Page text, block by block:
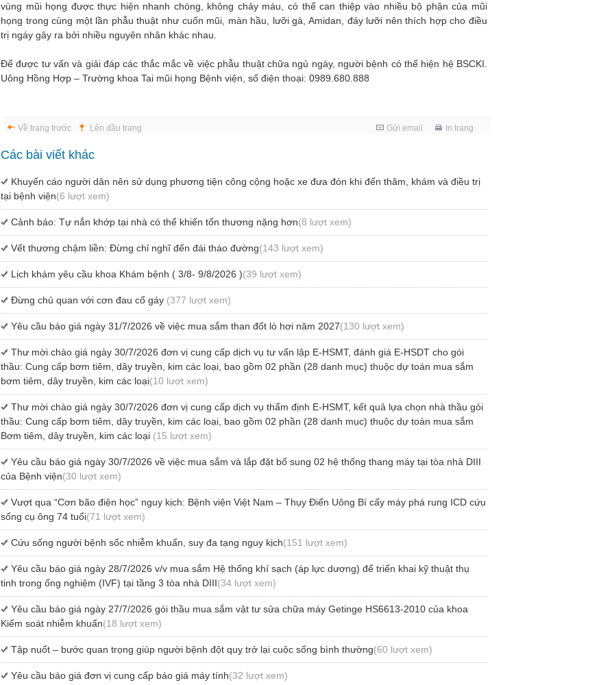
vùng mũi họng được thực hiện nhanh chóng, không chảy máu, có thể can thiệp vào nhiều bộ phận của mũi
họng trong cùng một lần phẫu thuật như cuốn mũi, màn hầu, lưỡi gà, Amidan, đáy lưỡi nên thích hợp cho điều
trị ngáy gây ra bởi nhiều nguyên nhân khác nhau.
Để được tư vấn và giải đáp các thắc mắc về việc phẫu thuật chữa ngủ ngáy, người bệnh có thể hiện hệ BSCKI.
Uông Hồng Hợp – Trường khoa Tai mũi họng Bệnh viện, số điện thoại: 0989.680.888
Về trang trước Lên đầu trang Gửi email In trang
Các bài viết khác
Khuyến cáo người dân nên sử dụng phương tiện công cộng hoặc xe đưa đón khi đến thăm, khám và điều trị
tại bệnh viện(6 lượt xem)
Cảnh báo: Tự nắn khớp tại nhà có thể khiến tổn thương nặng hơn(8 lượt xem)
Vết thương chậm liền: Đừng chỉ nghĩ đến đái tháo đường(143 lượt xem)
Lịch khám yêu cầu khoa Khám bệnh ( 3/8- 9/8/2026 )(39 lượt xem)
Đừng chủ quan với cơn đau cổ gáy (377 lượt xem)
Yêu cầu báo giá ngày 31/7/2026 về việc mua sắm than đốt lò hơi năm 2027(130 lượt xem)
Thư mời chào giá ngày 30/7/2026 đơn vị cung cấp dịch vụ tư vấn lập E-HSMT, đánh giá E-HSDT cho gói
thầu: Cung cấp bơm tiêm, dây truyền, kim các loại, bao gồm 02 phần (28 danh mục) thuộc dự toán mua sắm
bơm tiêm, dây truyền, kim các loại(10 lượt xem)
Thư mời chào giá ngày 30/7/2026 đơn vị cung cấp dịch vụ thẩm định E-HSMT, kết quả lựa chọn nhà thầu gói
thầu: Cung cấp bơm tiêm, dây truyền, kim các loại, bao gồm 02 phần (28 danh mục) thuộc dự toán mua sắm
Bơm tiêm, dây truyền, kim các loại (15 lượt xem)
Yêu cầu báo giá ngày 30/7/2026 về việc mua sắm và lắp đặt bổ sung 02 hệ thống thang máy tại tòa nhà DIII
của Bệnh viện(30 lượt xem)
Vượt qua “Cơn bão điện học” nguy kịch: Bệnh viện Việt Nam – Thụy Điển Uông Bí cấy máy phá rung ICD cứu
sống cụ ông 74 tuổi(71 lượt xem)
Cứu sống người bệnh sốc nhiễm khuẩn, suy đa tạng nguy kịch(151 lượt xem)
Yêu cầu báo giá ngày 28/7/2026 v/v mua sắm Hệ thống khí sạch (áp lực dương) để triển khai kỹ thuật thụ
tinh trong ống nghiệm (IVF) tại tầng 3 tòa nhà DIII(34 lượt xem)
Yêu cầu báo giá ngày 27/7/2026 gói thầu mua sắm vật tư sửa chữa máy Getinge HS6613-2010 của khoa
Kiểm soát nhiễm khuẩn(18 lượt xem)
Tập nuốt – bước quan trọng giúp người bệnh đột quỵ trở lại cuộc sống bình thường(60 lượt xem)
Yêu cầu báo giá đơn vị cung cấp báo giá máy tính(32 lượt xem)